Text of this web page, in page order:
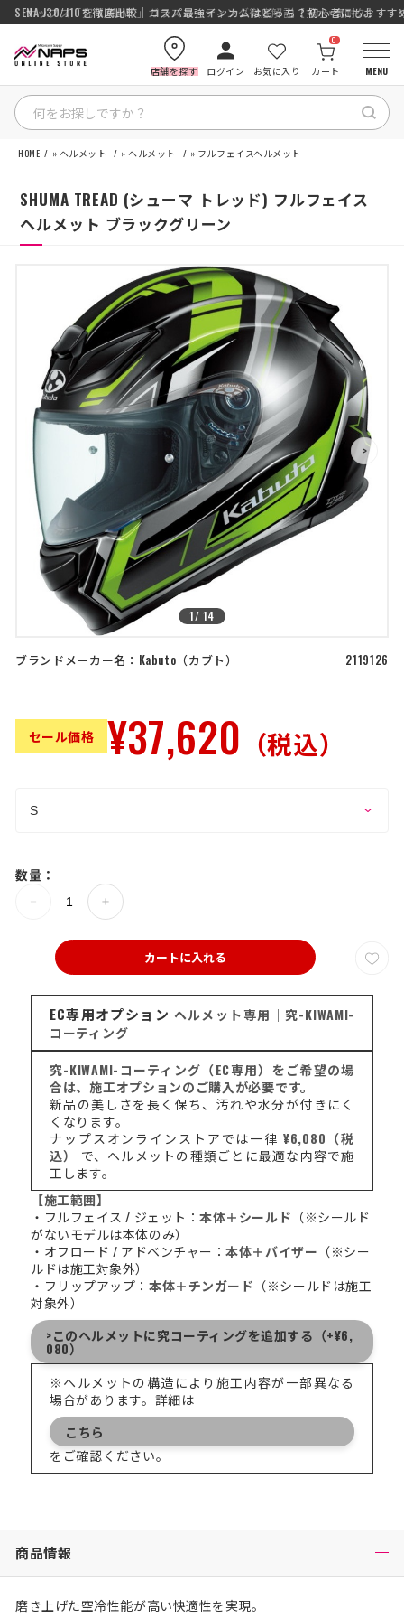
ナップス「究-KIWAMI-」ガラスコーティング徹底解説【撥水×高耐久】
SENA J30/J10を徹底比較｜コスパ最強インカムはどっち？初心者にもおすす
店舗を探す ログイン お気に入り カート
0
MENU
カテゴリから探す
ナップスメンバーズ
店舗を探す
コーポレートサイト
採用情報
特定商取引法に基づく表記
古物営業法に基づく表示/保険勧誘
方針
利用規約
商品レビュー利用規約
プライバシーポリシー
返金ポリシー
カスタマーハラスメントに対する方
HOME » ヘルメット » ヘルメット » フルフェイスヘルメット
SHUMA TREAD (シューマ トレッド) フルフェイス
ヘルメット ブラックグリーン
1/ 14
>
ブランドメーカー名： Kabuto カブト 2119126
セール価格 ¥37,620 （税込）
数量：
カートに入れる
EC専用オプション ヘルメット専用｜究-KIWAMI-
コーティング
究-KIWAMI-コーティング（EC専用）をご希望の場
合は、施工オプションのご購入が必要です。
新品の美しさを長く保ち、汚れや水分が付きにく
くなります。
ナップスオンラインストアでは一律¥6,080（税
込）
で、ヘルメットの種類ごとに最適な内容で施
工します。
【施工範囲】
・フルフェイス / ジェット：本体＋シールド （※シールド
がないモデルは本体のみ）
・オフロード / アドベンチャー：本体＋バイザー （※シー
ルドは施工対象外）
・フリップアップ： 本体＋チンガード （※シールドは施工
対象外）
>このヘルメットに究コーティングを追加する（+¥6,
080）
※ヘルメットの構造により施工内容が一部異なる
場合があります。詳細は
こちら
をご確認ください。
商品情報
磨き上げた空冷性能が高い快適性を実現。